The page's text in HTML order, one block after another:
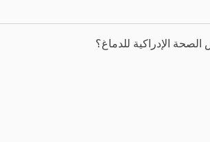
الإدراكية للدماغ؟